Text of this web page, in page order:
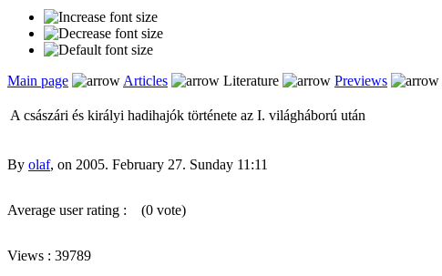
Main page Articles Literature Previews
A császári és királyi hadihajók története az I. világháború után
By olaf, on 2005. February 27. Sunday 11:11
Average user rating : (0 vote)
Views : 39789